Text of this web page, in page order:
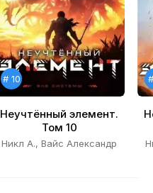
# 10
Неучтённый элемент.
Том 10
Никл А., Вайс Александр